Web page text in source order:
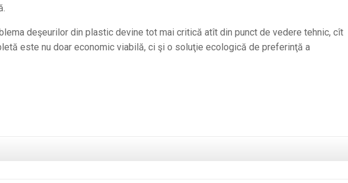
deşeurilor din plastic devine tot mai critică atît din punct de vedere tehnic, cît
este nu doar economic viabilă, ci şi o soluţie ecologică de preferinţă a